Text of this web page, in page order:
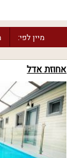
/
יישוב
מיין לפי:
אחוזת אדל